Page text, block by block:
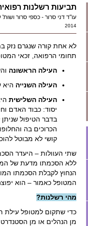
תביעות רשלנות
עו"ד דני סרור - כספי סרור
2014
לא אחת קורה שנגרם נזק
תחומי הרפואה, זכאי המטופל
העילה הראשונה
העילה השנייה היא
העילה השלישית
יסוד: כבוד האדם
בדבר הטיפול
הכרוכים בה
קושי לא מבוטל
שתי העוולות – היעדר
ללא הסכמתו מדעת של
הנחוץ לקבלת הסכמתו
המטופל כאמור – הוא
מהי רשלנות?
כדי שתקום למטופל עילת
מן הנהלים או מן